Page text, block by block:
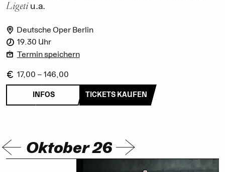
Deutsche Oper Berlin
19.30 Uhr
Termin speichern
17,00 – 146,00
INFOS TICKETS KAUFEN
Ligetiu.a.
Oktober 26